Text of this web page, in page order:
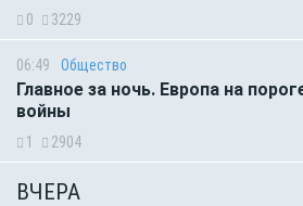
0 3229
06:49 Общество
Главное за ночь. Европа на
войны
1 2904
ВЧЕРА